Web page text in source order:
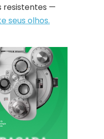
resistentes —
seus olhos.